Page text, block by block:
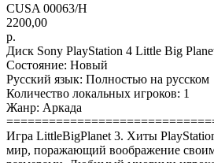
CUSA 00063/H
2200,00
р.
Диск Sony PlayStation 4 Little Big
Состояние: Новый
Русский язык: Полностью на русском
Количество локальных игроков: 1
Жанр: Аркада
Игра LittleBigPlanet 3. Хиты
мир, поражающий воображение